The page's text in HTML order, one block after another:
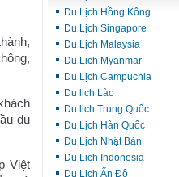
du
Việt
Du Lịch Hồng Kông
Du Lịch Singapore
Du Lịch Malaysia
Du Lịch Myanmar
Du Lịch Campuchia
Du lịch Lào
Du lịch Trung Quốc
Du Lịch Hàn Quốc
Du Lịch Nhật Bản
Du Lịch Indonesia
Du Lịch Ấn Độ